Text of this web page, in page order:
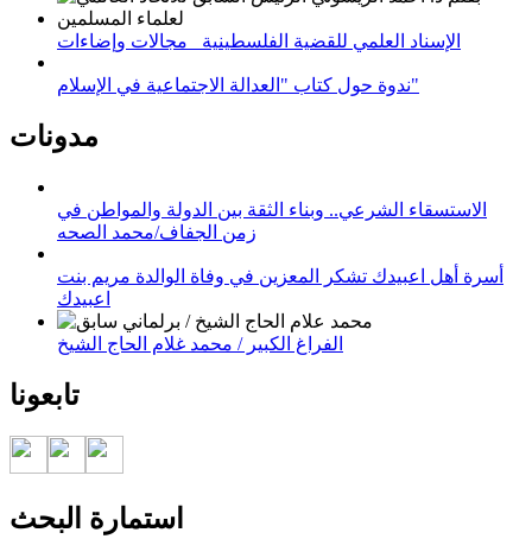
الإسناد العلمي للقضية الفلسطينية_ مجالات وإضاءات
ندوة حول كتاب "العدالة الاجتماعية في الإسلام"
مدونات
الاستسقاء الشرعي.. وبناء الثقة بين الدولة والمواطن في
زمن الجفاف/محمد الصحه
أسرة أهل اعبيدك تشكر المعزين في وفاة الوالدة مريم بنت
اعبيدك
الفراغ الكبير / محمد غلام الحاج الشيخ
تابعونا
استمارة البحث